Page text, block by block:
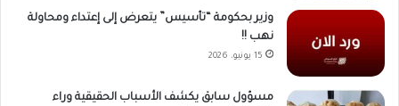
وزير بحكومة “تأسيس” يتعرض إلى إعتداء ومحاولة
نهب !!
15 يونيو، 2026
مسؤول سابق يكشف الأسباب الحقيقية وراء